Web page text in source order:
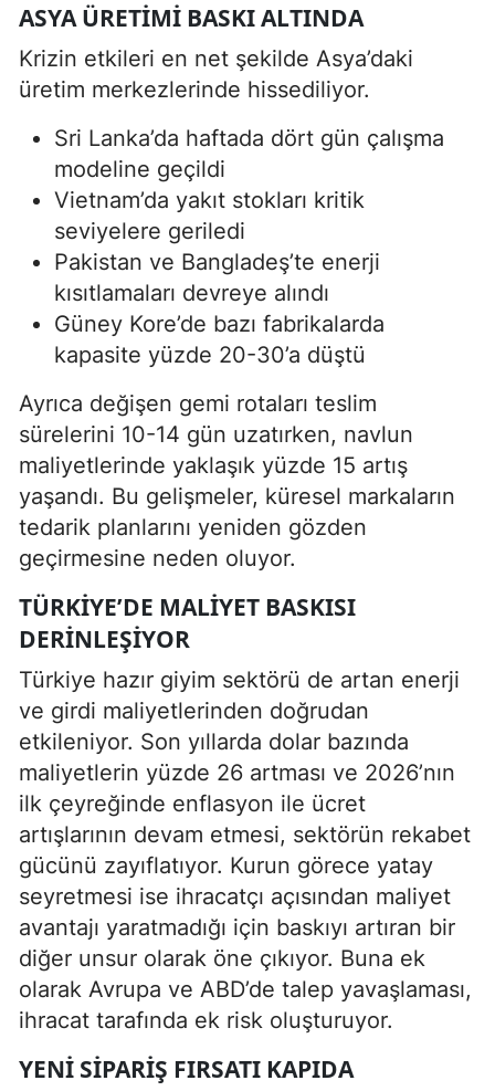
ASYA ÜRETIMI BASKI ALTINDA
Krizin etkileri en net şekilde Asya’daki
üretim merkezlerinde hissediliyor.
Sri Lanka’da haftada dört gün çalışma
modeline geçildi
Vietnam’da yakıt stokları kritik
seviyelere geriledi
Pakistan ve Bangladeş’te enerji
kısıtlamaları devreye alındı
Güney Kore’de bazı fabrikalarda
kapasite yüzde 20-30’a düştü
Ayrıca değişen gemi rotaları teslim
sürelerini 10-14 gün uzatırken, navlun
maliyetlerinde yaklaşık yüzde 15 artış
yaşandı. Bu gelişmeler, küresel markaların
tedarik planlarını yeniden gözden
geçirmesine neden oluyor.
TÜRKIYE’DE MALIYET BASKISI
DERINLEŞIYOR
Türkiye hazır giyim sektörü de artan enerji
ve girdi maliyetlerinden doğrudan
etkileniyor. Son yıllarda dolar bazında
maliyetlerin yüzde 26 artması ve 2026’nın
ilk çeyreğinde enflasyon ile ücret
artışlarının devam etmesi, sektörün rekabet
gücünü zayıflatıyor. Kurun görece yatay
seyretmesi ise ihracatçı açısından maliyet
avantajı yaratmadığı için baskıyı artıran bir
diğer unsur olarak öne çıkıyor. Buna ek
olarak Avrupa ve ABD’de talep yavaşlaması,
ihracat tarafında ek risk oluşturuyor.
YENI SIPARIŞ FIRSATI KAPIDA